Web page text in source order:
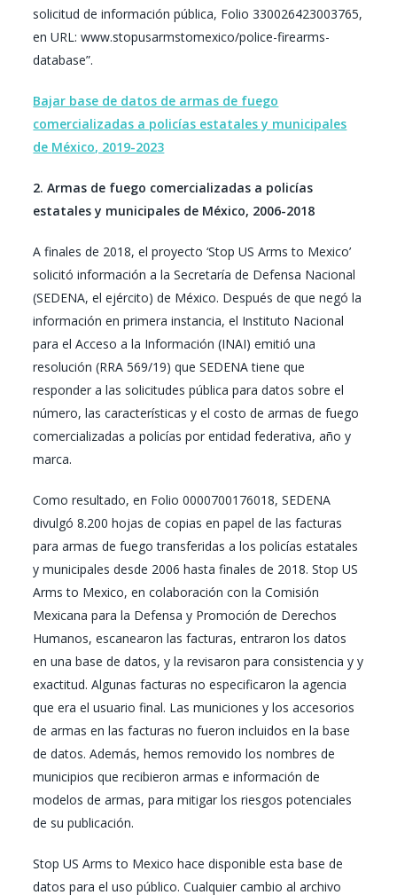
solicitud de información pública, Folio 330026423003765,
en URL: www.stopusarmstomexico/police-firearms-
database”.
Bajar base de datos de armas de fuego
comercializadas a policías estatales y municipales
de México, 2019-2023
2. Armas de fuego comercializadas a policías
estatales y municipales de México, 2006-2018
A finales de 2018, el proyecto ‘Stop US Arms to Mexico’
solicitó información a la Secretaría de Defensa Nacional
(SEDENA, el ejército) de México. Después de que negó la
información en primera instancia, el Instituto Nacional
para el Acceso a la Información (INAI) emitió una
resolución (RRA 569/19) que SEDENA tiene que
responder a las solicitudes pública para datos sobre el
número, las características y el costo de armas de fuego
comercializadas a policías por entidad federativa, año y
marca.
Como resultado, en Folio 0000700176018, SEDENA
divulgó 8.200 hojas de copias en papel de las facturas
para armas de fuego transferidas a los policías estatales
y municipales desde 2006 hasta finales de 2018. Stop US
Arms to Mexico, en colaboración con la Comisión
Mexicana para la Defensa y Promoción de Derechos
Humanos, escanearon las facturas, entraron los datos
en una base de datos, y la revisaron para consistencia y y
exactitud. Algunas facturas no especificaron la agencia
que era el usuario final. Las municiones y los accesorios
de armas en las facturas no fueron incluidos en la base
de datos. Además, hemos removido los nombres de
municipios que recibieron armas e información de
modelos de armas, para mitigar los riesgos potenciales
de su publicación.
Stop US Arms to Mexico hace disponible esta base de
datos para el uso público. Cualquier cambio al archivo